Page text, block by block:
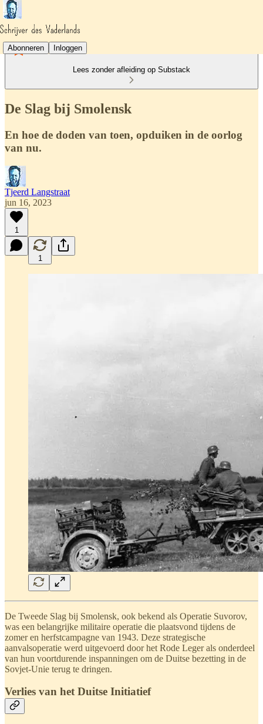
Abonneren Inloggen
Lees zonder afleiding op Substack
De Slag bij Smolensk
En hoe de doden van toen, opduiken in de oorlog
van nu.
Tjeerd Langstraat
jun 16, 2023
1
1
De Tweede Slag bij Smolensk, ook bekend als Operatie Suvorov,
was een belangrijke militaire operatie die plaatsvond tijdens de
zomer en herfstcampagne van 1943. Deze strategische
aanvalsoperatie werd uitgevoerd door het Rode Leger als onderdeel
van hun voortdurende inspanningen om de Duitse bezetting in de
Sovjet-Unie terug te dringen.
Verlies van het Duitse Initiatief